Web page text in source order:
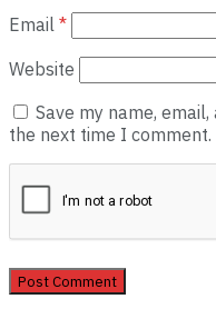
Email *
Website
Save my name,
the next time I comment.